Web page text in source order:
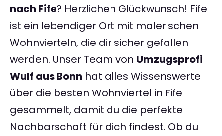
nach Fife? Herzlichen Glückwunsch! Fife
ist ein lebendiger Ort mit malerischen
Wohnvierteln, die dir sicher gefallen
werden. Unser Team von Umzugsprofi
Wulf aus Bonn hat alles Wissenswerte
über die besten Wohnviertel in Fife
gesammelt, damit du die perfekte
Nachbarschaft für dich findest. Ob du